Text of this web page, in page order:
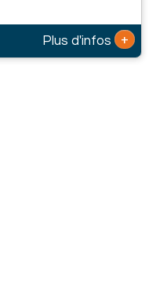
Plus d'infos +